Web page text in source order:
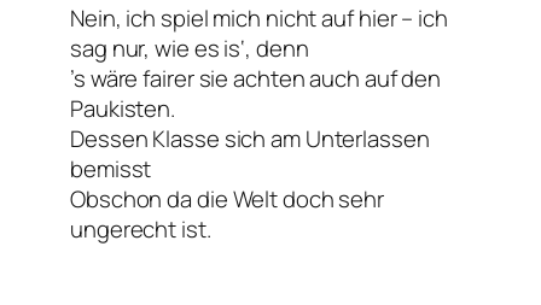
Nein, ich spiel mich nicht auf hier – ich
sag nur, wie es is‘, denn
’s wäre fairer sie achten auch auf den
Paukisten.
Dessen Klasse sich am Unterlassen
bemisst
Obschon da die Welt doch sehr
ungerecht ist.